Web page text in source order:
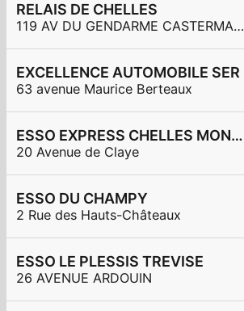
RELAIS DE CHELLES
119 AV DU GENDARME CASTERMANT
EXCELLENCE AUTOMOBILE SER
63 avenue Maurice Berteaux
ESSO EXPRESS CHELLES MONT CHALAS
20 Avenue de Claye
ESSO DU CHAMPY
2 Rue des Hauts-Châteaux
ESSO LE PLESSIS TREVISE
26 AVENUE ARDOUIN